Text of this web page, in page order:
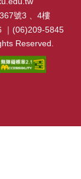
號3 、4樓
｜(06)209-5845
Reserved.